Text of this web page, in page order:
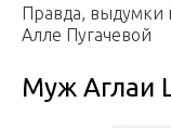
Правда, выдумки
Алле Пугачевой
Муж Аглаи